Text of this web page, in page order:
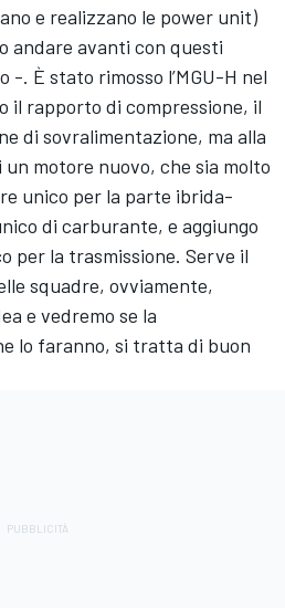
e realizzano le power unit)
andare avanti con questi
-. È stato rimosso l’MGU-H nel
il rapporto di compressione, il
di sovralimentazione, ma alla
motore nuovo, che sia molto
unico per la parte ibrida-
di carburante, e aggiungo
per la trasmissione. Serve il
squadre, ovviamente,
e vedremo se la
lo faranno, si tratta di buon